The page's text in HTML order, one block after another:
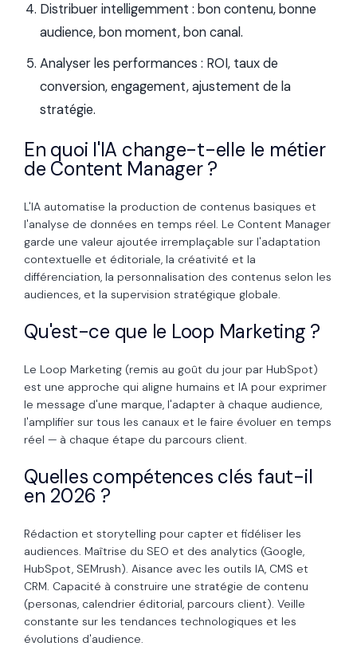
Distribuer intelligemment : bon contenu, bonne
audience, bon moment, bon canal.
Analyser les performances : ROI, taux de
conversion, engagement, ajustement de la
stratégie.
En quoi l'IA change-t-elle le métier
de Content Manager ?
L'IA automatise la production de contenus basiques et
l'analyse de données en temps réel. Le Content Manager
garde une valeur ajoutée irremplaçable sur l'adaptation
contextuelle et éditoriale, la créativité et la
différenciation, la personnalisation des contenus selon les
audiences, et la supervision stratégique globale.
Qu'est-ce que le Loop Marketing ?
Le Loop Marketing (remis au goût du jour par HubSpot)
est une approche qui aligne humains et IA pour exprimer
le message d'une marque, l'adapter à chaque audience,
l'amplifier sur tous les canaux et le faire évoluer en temps
réel — à chaque étape du parcours client.
Quelles compétences clés faut-il
en 2026 ?
Rédaction et storytelling pour capter et fidéliser les
audiences. Maîtrise du SEO et des analytics (Google,
HubSpot, SEMrush). Aisance avec les outils IA, CMS et
CRM. Capacité à construire une stratégie de contenu
(personas, calendrier éditorial, parcours client). Veille
constante sur les tendances technologiques et les
évolutions d'audience.